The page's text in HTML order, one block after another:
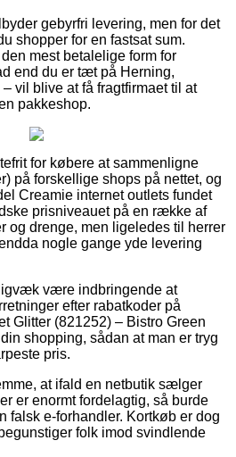
gebyrfri levering, men for det
shopper for en fastsat sum.
mest betalelige form for
end du er tæt på Herning,
vil blive at få fragtfirmaet til at
pakkeshop.
for købere at sammenligne
på forskellige shops på nettet, og
Creamie internet outlets fundet
prisniveauet på en række af
og drenge, men ligeledes til herrer
nogle gange yde levering
være indbringende at
efter rabatkoder på
Glitter (821252) – Bistro Green
shopping, sådan at man er tryg
pris.
at ifald en netbutik sælger
er enormt fordelagtig, så burde
falsk e-forhandler. Kortkøb er dog
folk imod svindlende